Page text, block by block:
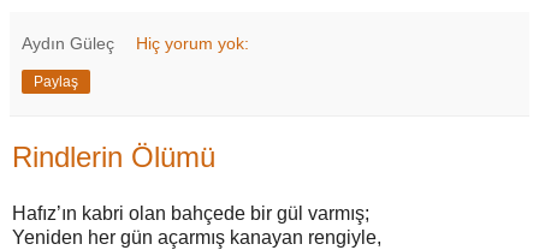
Aydın Güleç Hiç yorum yok:
Paylaş
Rindlerin Ölümü
Hafız’ın kabri olan bahçede bir gül varmış;
Yeniden her gün açarmış kanayan rengiyle,